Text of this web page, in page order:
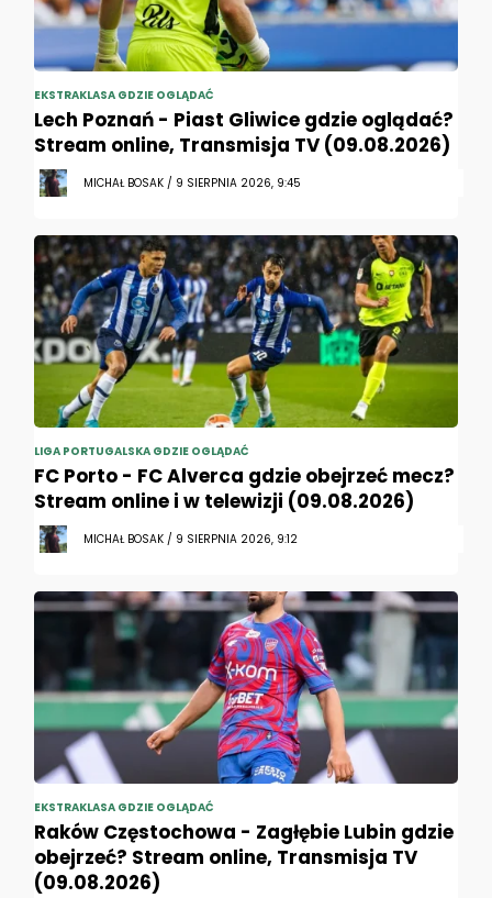
EKSTRAKLASA GDZIE OGLĄDAĆ
Lech Poznań - Piast Gliwice gdzie oglądać?
Stream online, Transmisja TV (09.08.2026)
MICHAŁ BOSAK / 9 SIERPNIA 2026, 9:45
LIGA PORTUGALSKA GDZIE OGLĄDAĆ
FC Porto - FC Alverca gdzie obejrzeć mecz?
Stream online i w telewizji (09.08.2026)
MICHAŁ BOSAK / 9 SIERPNIA 2026, 9:12
EKSTRAKLASA GDZIE OGLĄDAĆ
Raków Częstochowa - Zagłębie Lubin gdzie
obejrzeć? Stream online, Transmisja TV
(09.08.2026)